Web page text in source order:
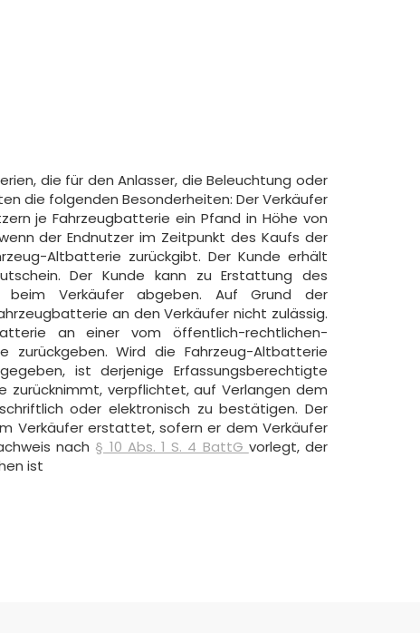
die für den Anlasser, die Beleuchtung oder
die folgenden Besonderheiten: Der Verkäufer
je Fahrzeugbatterie ein Pfand in Höhe von
der Endnutzer im Zeitpunkt des Kaufs der
Altbatterie zurückgibt. Der Kunde erhält
Der Kunde kann zu Erstattung des
beim Verkäufer abgeben. Auf Grund der
an den Verkäufer nicht zulässig.
an einer vom öffentlich-rechtlichen-
zurückgeben. Wird die Fahrzeug-Altbatterie
ist derjenige Erfassungsberechtigte
zurücknimmt, verpflichtet, auf Verlangen dem
oder elektronisch zu bestätigen. Der
Verkäufer erstattet, sofern er dem Verkäufer
nach § 10 Abs. 1 S. 4 BattG vorlegt, der
ist